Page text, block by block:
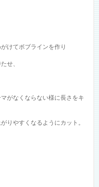
けてボブラインを作り
せ、
がなくならない様に長さをキ
りやすくなるようにカット。